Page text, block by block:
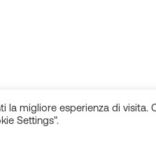
migliore esperienza di visita.
Settings".